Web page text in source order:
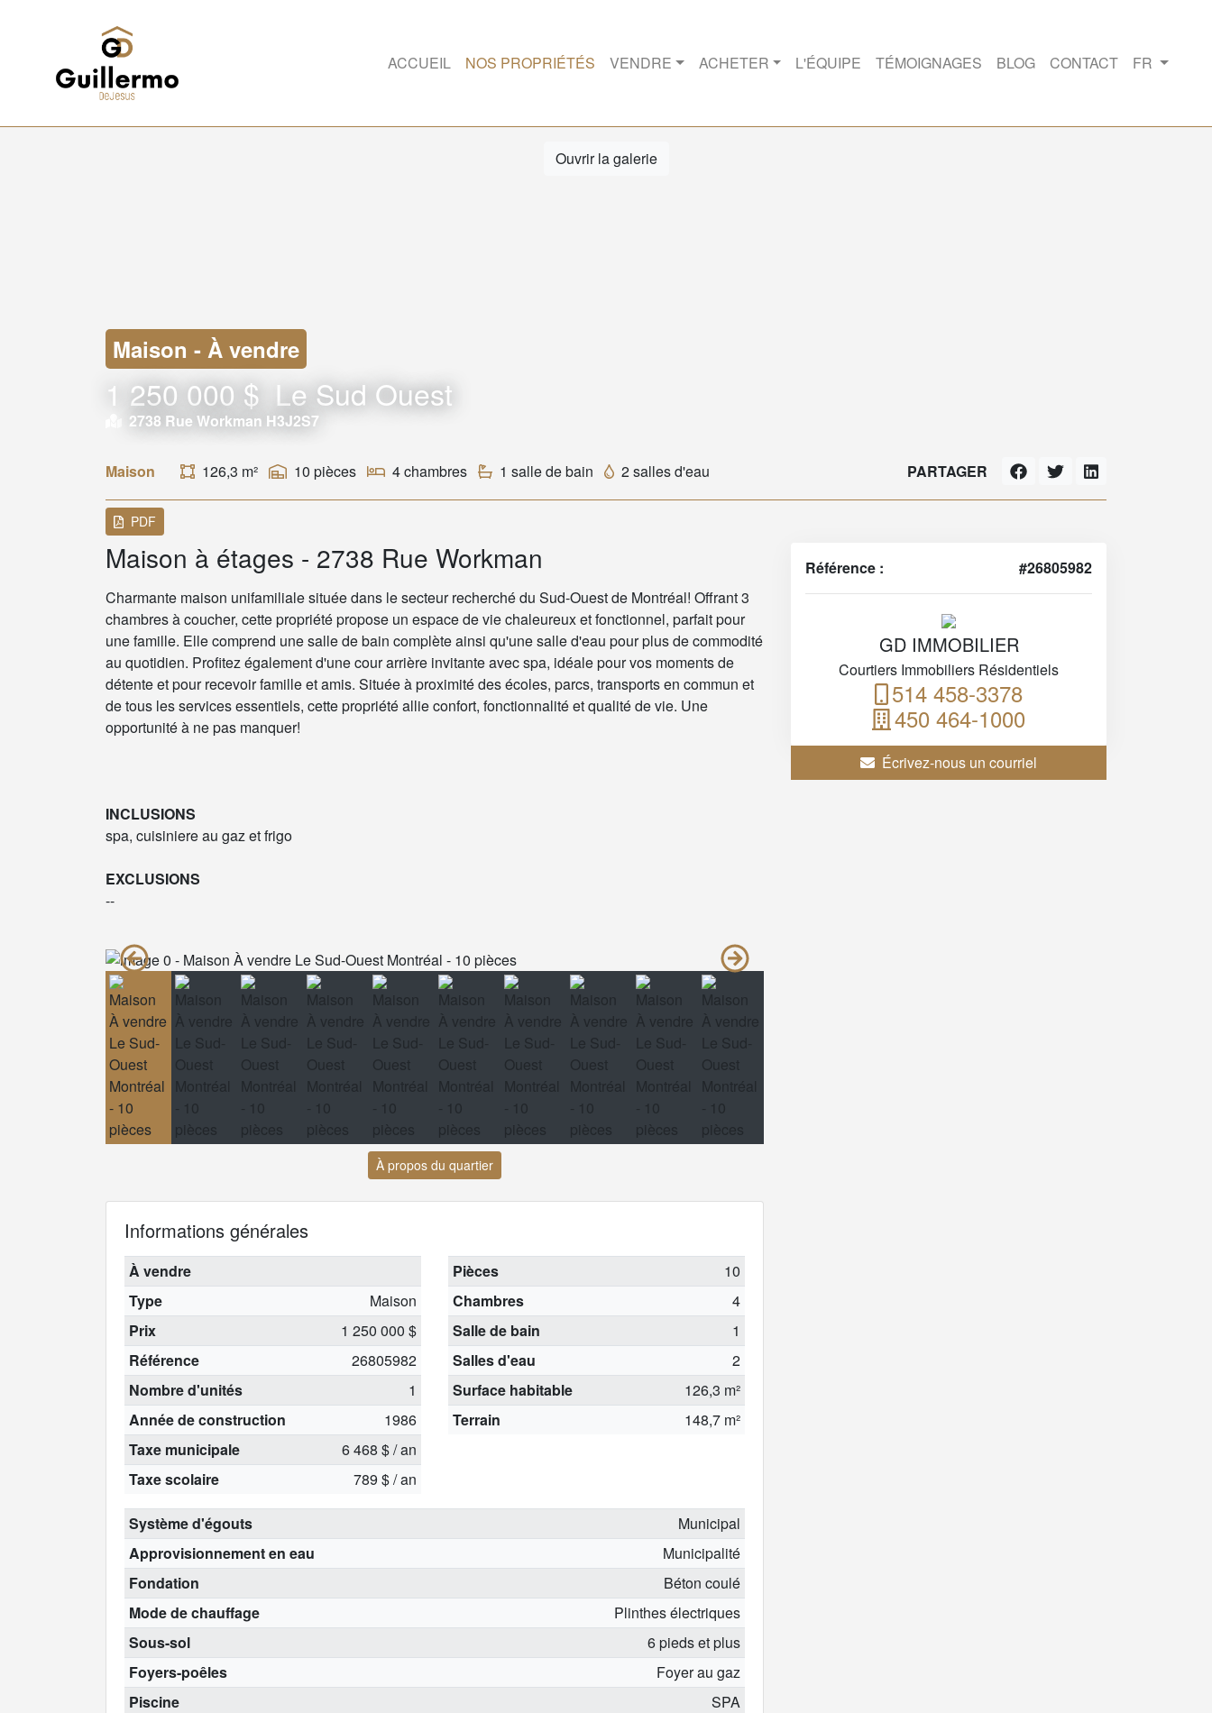
ACCUEIL NOS PROPRIÉTÉS VENDRE ACHETER L'ÉQUIPE TÉMOIGNAGES BLOG CONTACT FR
Ouvrir la galerie
Maison - À vendre
1 250 000 $ Le Sud Ouest
2738 Rue Workman H3J2S7
Maison 126,3 m² 10 pièces 4 chambres 1 salle de bain 2 salles d'eau PARTAGER
PDF
Maison à étages - 2738 Rue Workman
Charmante maison unifamiliale située dans le secteur recherché du Sud-Ouest de Montréal! Offrant 3
chambres à coucher, cette propriété propose un espace de vie chaleureux et fonctionnel, parfait pour
une famille. Elle comprend une salle de bain complète ainsi qu'une salle d'eau pour plus de commodité
au quotidien. Profitez également d'une cour arrière invitante avec spa, idéale pour vos moments de
détente et pour recevoir famille et amis. Située à proximité des écoles, parcs, transports en commun et
de tous les services essentiels, cette propriété allie confort, fonctionnalité et qualité de vie. Une
opportunité à ne pas manquer!
INCLUSIONS
spa, cuisiniere au gaz et frigo
EXCLUSIONS
--
À propos du quartier
Informations générales
À vendre
Type
Maison
Prix
1 250 000 $
Référence
26805982
Nombre d'unités
1
Année de construction
1986
Taxe municipale
6 468 $ / an
Taxe scolaire
789 $ / an
Pièces
10
Chambres
4
Salle de bain
1
Salles d'eau
2
Surface habitable
126,3 m²
Terrain
148,7 m²
Système d'égouts
Municipal
Approvisionnement en eau
Municipalité
Fondation
Béton coulé
Mode de chauffage
Plinthes électriques
Sous-sol
6 pieds et plus
Foyers-poêles
Foyer au gaz
Piscine
SPA
Référence : #26805982
GD IMMOBILIER
Courtiers Immobiliers Résidentiels
514 458-3378
450 464-1000
Écrivez-nous un courriel